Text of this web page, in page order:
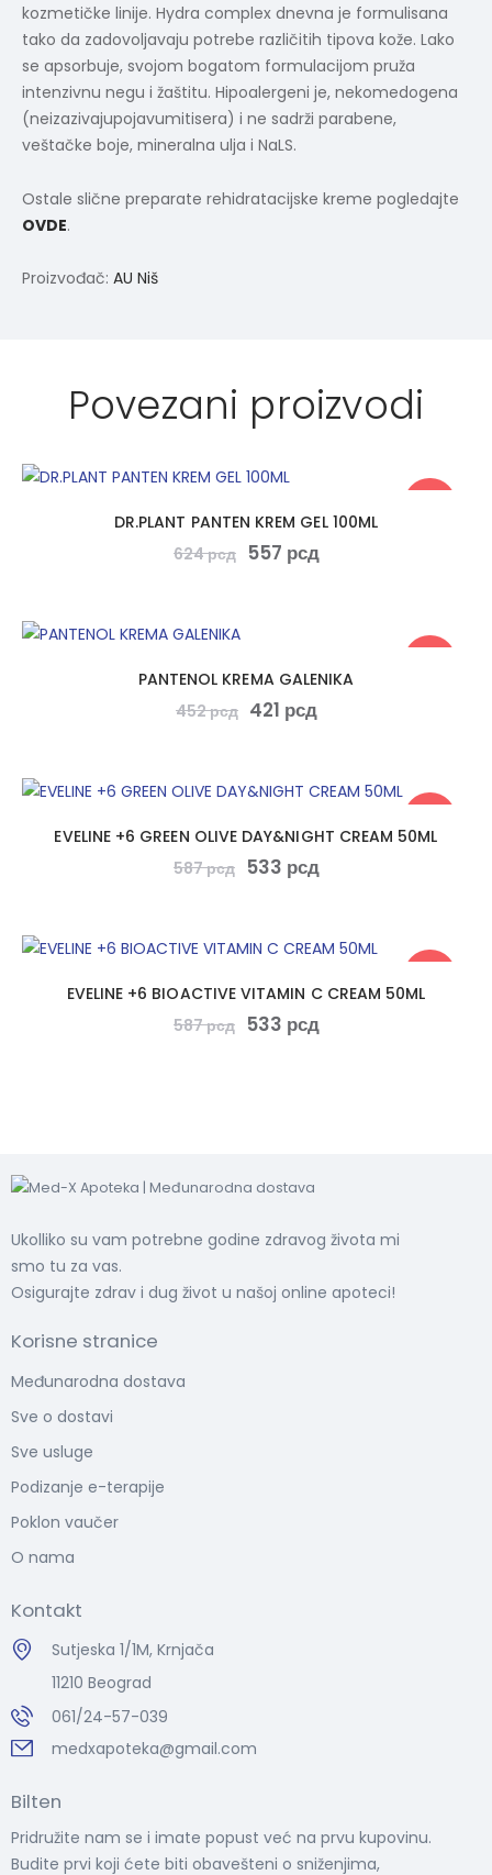
kozmetičke linije. Hydra complex dnevna je formulisana
tako da zadovoljavaju potrebe različitih tipova kože. Lako
se apsorbuje, svojom bogatom formulacijom pruža
intenzivnu negu i žaštitu. Hipoalergeni je, nekomedogena
(neizazivajupojavumitisera) i ne sadrži parabene,
veštačke boje, mineralna ulja i NaLS.
Ostale slične preparate rehidratacijske kreme pogledajte
OVDE.
Proizvođač: AU Niš
Povezani proizvodi
DR.PLANT PANTEN KREM GEL 100ML
624рсд 557 рсд
PANTENOL KREMA GALENIKA
452рсд 421 рсд
EVELINE +6 GREEN OLIVE DAY&NIGHT CREAM 50ML
587рсд 533 рсд
EVELINE +6 BIOACTIVE VITAMIN C CREAM 50ML
587рсд 533 рсд
Ukolliko su vam potrebne godine zdravog života mi
smo tu za vas.
Osigurajte zdrav i dug život u našoj online apoteci!
Korisne stranice
Međunarodna dostava
Sve o dostavi
Sve usluge
Podizanje e-terapije
Poklon vaučer
O nama
Kontakt
Sutjeska 1/1M, Krnjača
11210 Beograd
061/24-57-039
medxapoteka@gmail.com
Bilten
Pridružite nam se i imate popust već na prvu kupovinu.
Budite prvi koji ćete biti obavešteni o sniženjima,